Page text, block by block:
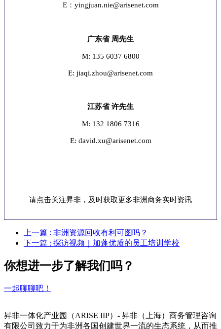
E：yingjuan.nie@arisenet.com
广东省 周先生
M: 135 6037 6800
E: jiaqi.zhou@arisenet.com
江苏省 许先生
M: 132 1806 7316
E: david.xu@arisenet.com
请点击关注昇非，及时获取更多非洲商务实时资讯
上一篇 : 非洲资源回收有利可图吗？
下一篇 : 探访视频｜加蓬优质的员工培训学校
你想进一步了解我们吗？
一起聊聊吧！
昇非一体化产业园（ARISE IIP）- 昇非（上海）商务管理咨询
有限公司致力于为非洲各国创建世界一流的生态系统，从而推